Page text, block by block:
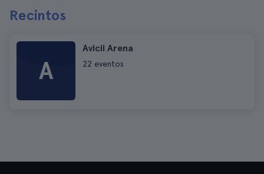
Recintos
A
Avicii Arena
22 eventos